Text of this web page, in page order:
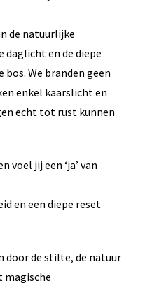
de natuurlijke
daglicht en de diepe
We branden geen
enkel kaarslicht en
echt tot rust kunnen
voel jij een ‘ja’ van
en een diepe reset
door de stilte, de natuur
magische